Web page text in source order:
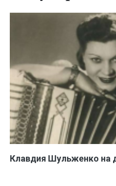
Клавдия Шульженко на